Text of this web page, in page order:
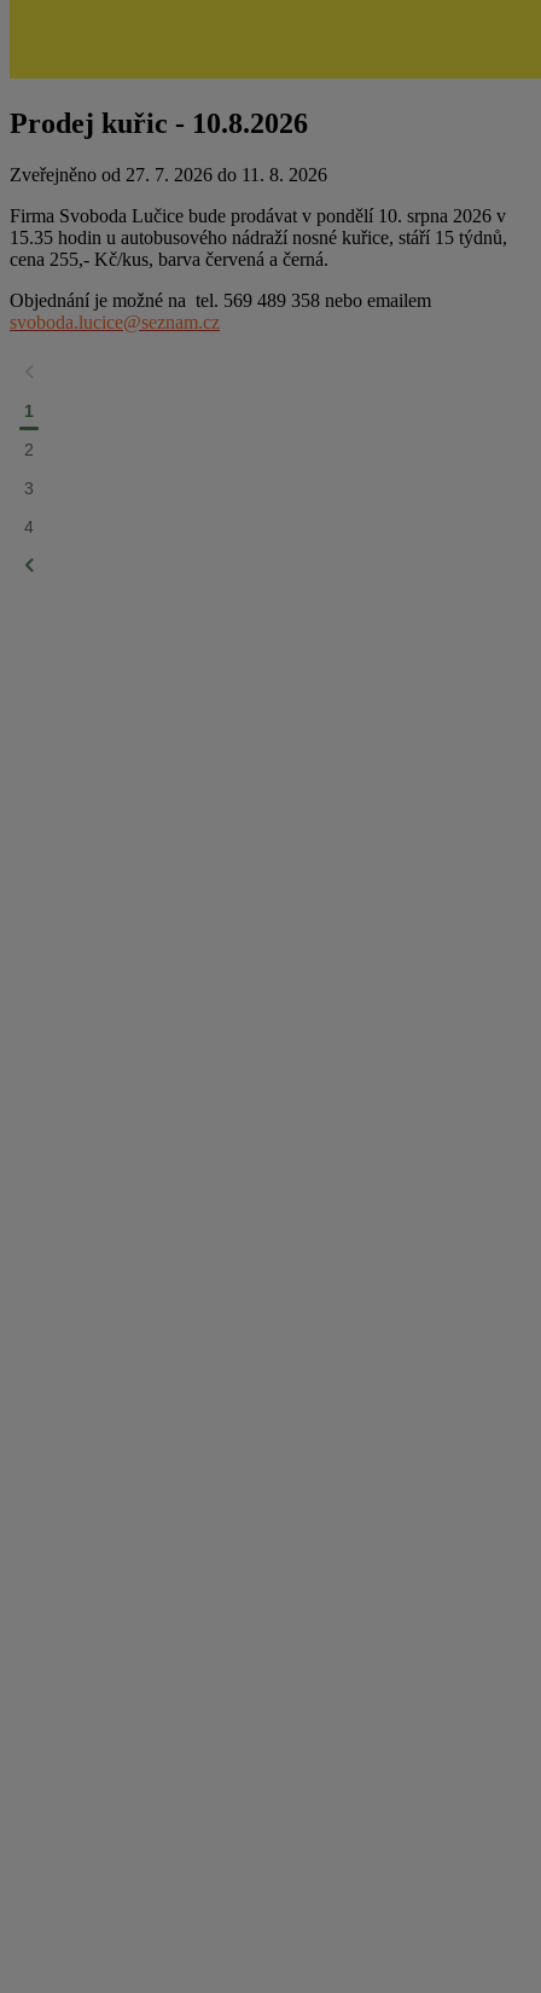
Prodej kuřic - 10.8.2026
Zveřejněno od 27. 7. 2026 do 11. 8. 2026
Firma Svoboda Lučice bude prodávat v pondělí 10. srpna 2026 v
15.35 hodin u autobusového nádraží nosné kuřice, stáří 15 týdnů,
cena 255,- Kč/kus, barva červená a černá.
Objednání je možné na tel. 569 489 358 nebo emailem
svoboda.lucice@seznam.cz
1
2
3
4